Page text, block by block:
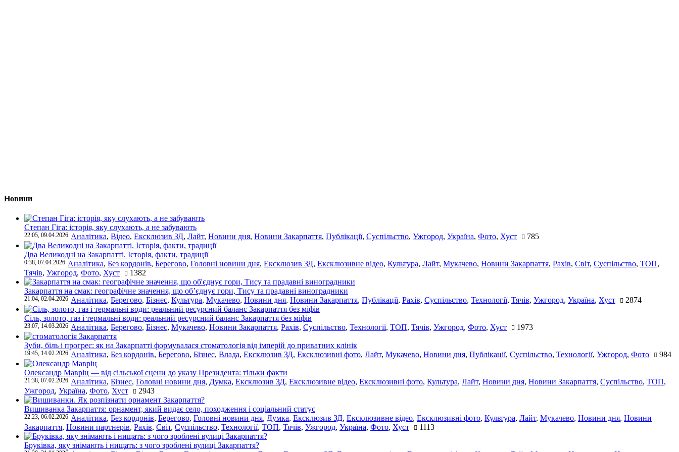
Новини
Степан Гіга: історія, яку слухають, а не забувають
22:05, 09.04.2026 Аналітика, Відео, Ексклюзив ЗД, Лайт, Новини дня, Новини Закарпаття, Публікації, Суспільство, Ужгород, Україна, Фото, Хуст 785
Два Великодні на Закарпатті. Історія, факти, традиції
0:38, 07.04.2026 Аналітика, Без кордонів, Берегово, Головні новини дня, Ексклюзив ЗД, Ексклюзивне відео, Культура, Лайт, Мукачево, Новини Закарпаття, Рахів, Світ, Суспільство, ТОП,
Тячів, Ужгород, Фото, Хуст 1382
Закарпаття на смак: географічне значення, що об’єднує гори, Тису та прадавні виноградники
21:04, 02.04.2026 Аналітика, Берегово, Бізнес, Культура, Мукачево, Новини дня, Новини Закарпаття, Публікації, Рахів, Суспільство, Технології, Тячів, Ужгород, Україна, Хуст 2874
Сіль, золото, газ і термальні води: реальний ресурсний баланс Закарпаття без міфів
23:07, 14.03.2026 Аналітика, Берегово, Бізнес, Мукачево, Новини Закарпаття, Рахів, Суспільство, Технології, ТОП, Тячів, Ужгород, Фото, Хуст 1973
Зуби, біль і прогрес: як на Закарпатті формувалася стоматологія від імперій до приватних клінік
19:45, 14.02.2026 Аналітика, Без кордонів, Берегово, Бізнес, Влада, Ексклюзив ЗД, Ексклюзивні фото, Лайт, Мукачево, Новини дня, Публікації, Суспільство, Технології, Ужгород, Фото 984
Олександр Мавріц — від сільської сцени до указу Президента: тільки факти
21:38, 07.02.2026 Аналітика, Бізнес, Головні новини дня, Думка, Ексклюзив ЗД, Ексклюзивне відео, Ексклюзивні фото, Культура, Лайт, Новини дня, Новини Закарпаття, Суспільство, ТОП,
Ужгород, Україна, Фото, Хуст 2943
Вишиванка Закарпаття: орнамент, який видає село, походження і соціальний статус
22:23, 06.02.2026 Аналітика, Без кордонів, Берегово, Головні новини дня, Думка, Ексклюзив ЗД, Ексклюзивне відео, Ексклюзивні фото, Культура, Лайт, Мукачево, Новини дня, Новини
Закарпаття, Новини партнерів, Рахів, Світ, Суспільство, Технології, ТОП, Тячів, Ужгород, Україна, Фото, Хуст 1113
Бруківка, яку знімають і нищать: з чого зроблені вулиці Закарпаття?